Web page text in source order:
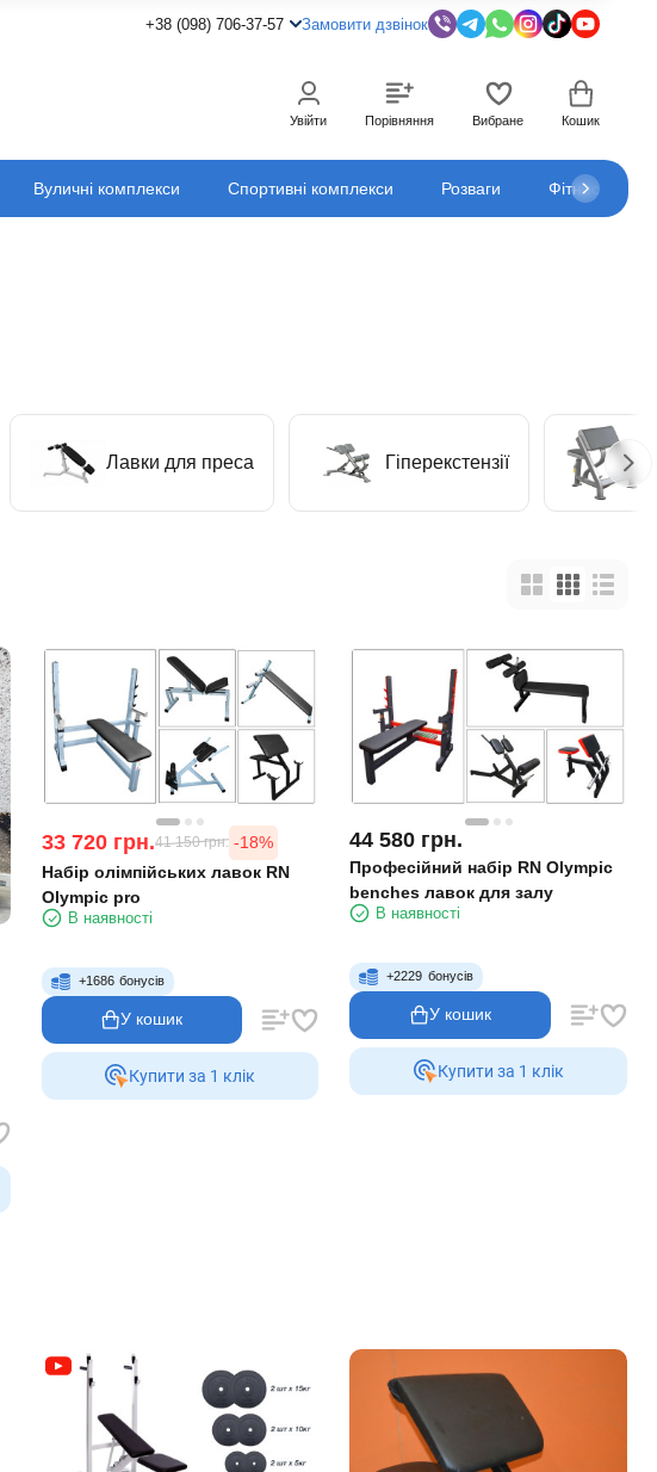
+38 (098) 706-37-57 Замовити дзвінок
Увійти Порівняння Вибране Кошик
Вуличні комплекси Спортивні комплекси Розваги Фітнес
Лавки для преса Гіперекстензії
33 720 грн.41 150 грн. -18%
Набір олімпійських лавок RN
Olympic pro
В наявності
+1686 бонусів
У кошик
Купити за 1 клiк
44 580 грн.
Професійний набір RN Olympic
benches лавок для залу
В наявності
+2229 бонусів
У кошик
Купити за 1 клiк